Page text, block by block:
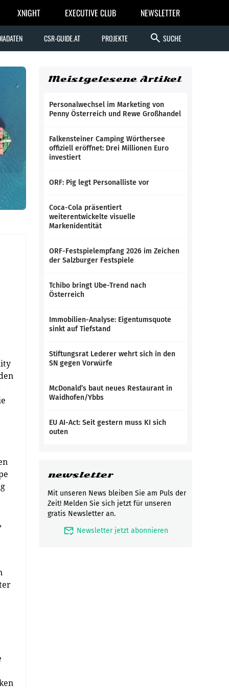
XNIGHT EXECUTIVE CLUB NEWSLETTER
CSR-GUIDE.AT PROJEKTE search SUCHE
Meistgelesene Artikel
Personalwechsel im Marketing von
Penny Österreich und Rewe Großhandel
Falkensteiner Camping Wörthersee
offiziell eröffnet: Drei Millionen Euro
investiert
ORF: Pig legt Personalliste vor
Coca-Cola präsentiert
weiterentwickelte visuelle
Markenidentität
ORF-Festspielempfang 2026 im Zeichen
der Salzburger Festspiele
Tchibo bringt Ube-Trend nach
Österreich
Immobilien-Analyse: Eigentumsquote
sinkt auf Tiefstand
Stiftungsrat Lederer wehrt sich in den
SN gegen Vorwürfe
McDonald’s baut neues Restaurant in
Waidhofen/Ybbs
EU AI-Act: Seit gestern muss KI sich
outen
newsletter
Mit unseren News bleiben Sie am Puls der
Zeit! Melden Sie sich jetzt für unseren
gratis Newsletter an.
mark_email_read Newsletter jetzt abonnieren